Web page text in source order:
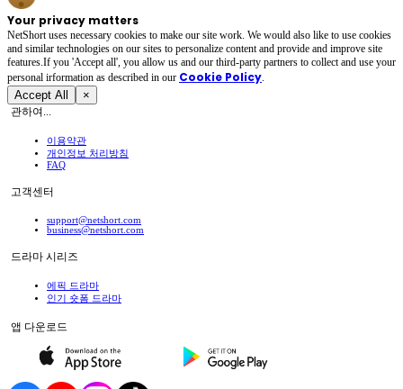
Your privacy matters
NetShort uses necessary cookies to make our site work. We would also like to use cookies
and similar technologies on our sites to personalize content and provide and improve site
features.If you 'Accept all', you allow us and our third-party partners to collect and use your
personal irformation as described in our Cookie Policy.
Accept All ×
관하여...
이용약관
개인정보 처리방침
FAQ
고객센터
support@netshort.com
business@netshort.com
드라마 시리즈
에픽 드라마
인기 숏폼 드라마
앱 다운로드